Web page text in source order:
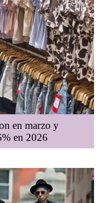
en marzo y
en 2026